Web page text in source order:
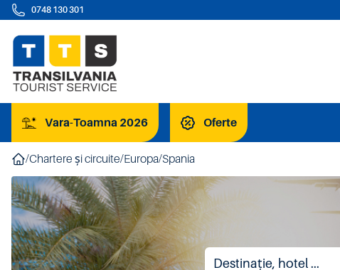
0748 130 301
Vara-Toamna 2026 Oferte
/Chartere și circuite/Europa/Spania